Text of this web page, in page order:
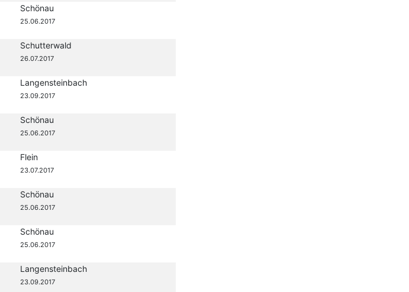
Schönau
25.06.2017
Schutterwald
26.07.2017
Langensteinbach
23.09.2017
Schönau
25.06.2017
Flein
23.07.2017
Schönau
25.06.2017
Schönau
25.06.2017
Langensteinbach
23.09.2017